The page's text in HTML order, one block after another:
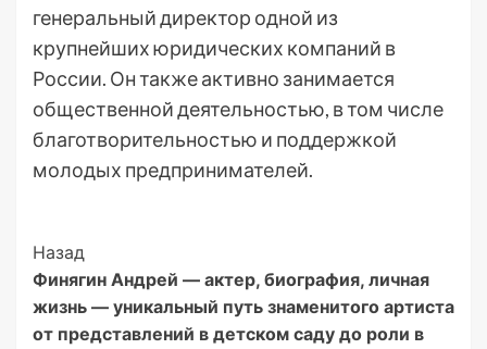
генеральный директор одной из
крупнейших юридических компаний в
России. Он также активно занимается
общественной деятельностью, в том числе
благотворительностью и поддержкой
молодых предпринимателей.
Post
Navigation
Назад
Финягин Андрей — актер, биография, личная
жизнь — уникальный путь знаменитого артиста
от представлений в детском саду до роли в